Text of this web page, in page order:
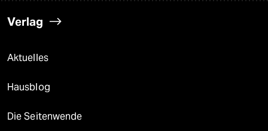
Verlag
Aktuelles
Hausblog
Die Seitenwende